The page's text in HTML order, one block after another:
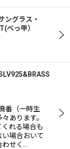
ングラス・
べっ甲）
番（一時生
あります。
れる場合も
場合おいて
せく…